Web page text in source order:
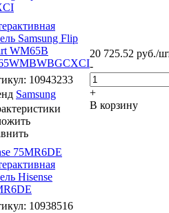
Samsung Flip
WM65B
: 10943233
Samsung
20 725.52 руб./
-
+
В корзину
75MR6DE
Hisense
: 10938516